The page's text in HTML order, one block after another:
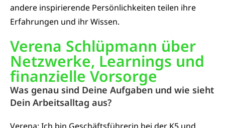
andere inspirierende Persönlichkeiten teilen ihre
Erfahrungen und ihr Wissen.
Verena Schlüpmann über
Netzwerke, Learnings und
finanzielle Vorsorge
Was genau sind Deine Aufgaben und wie sieht
Dein Arbeitsalltag aus?